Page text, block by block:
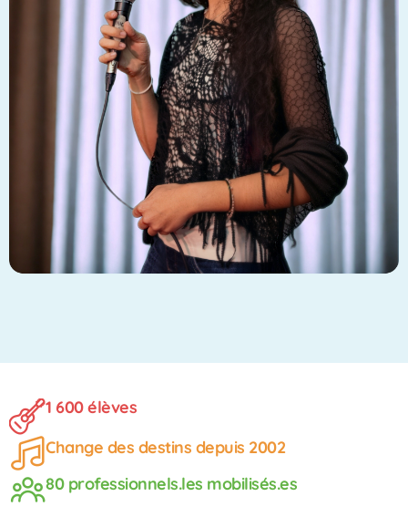
1 600 élèves
Change des destins depuis 2002
80 professionnels.les mobilisés.es